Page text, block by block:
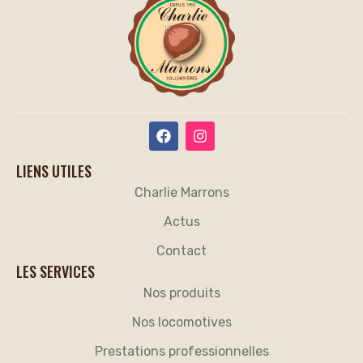
LIENS UTILES
Charlie Marrons
Actus
Contact
LES SERVICES
Nos produits
Nos locomotives
Prestations professionnelles